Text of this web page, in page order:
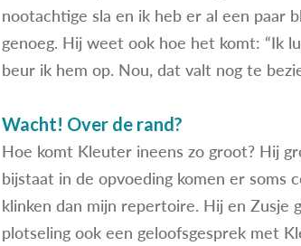
nootachtige sla en ik heb er al een paar
genoeg. Hij weet ook hoe het komt: “Ik
beur ik hem op. Nou, dat valt nog te
Wacht! Over de rand?
Hoe komt Kleuter ineens zo groot? Hij
bijstaat in de opvoeding komen er soms
klinken dan mijn repertoire. Hij en Zusje
plotseling ook een geloofsgesprek met